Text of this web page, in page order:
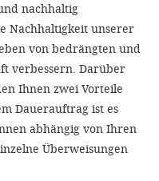
nachhaltig
Nachhaltigkeit unserer
von bedrängten und
verbessern. Darüber
Ihnen zwei Vorteile
Dauerauftrag ist es
abhängig von Ihren
Überweisungen